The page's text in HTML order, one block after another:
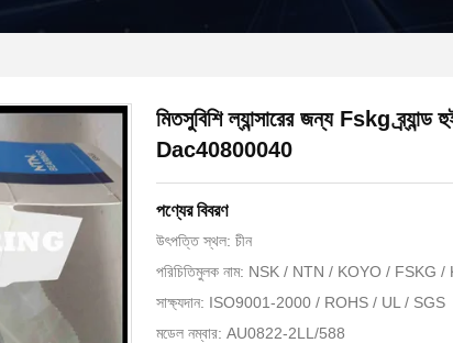
মিতসুবিশি ল্যান্সারের জন্য Fskg
Dac40800040
পণ্যের বিবরণ
উৎপত্তি স্থল: চীন
পরিচিতিমুলক নাম: NSK / NTN / KOYO / FSKG
সাক্ষ্যদান: ISO9001-2000 / ROHS / UL / SGS
মডেল নম্বার: AU0822-2LL/588